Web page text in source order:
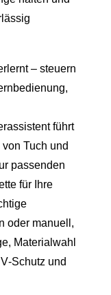
– steuern
führt
Tuch und
passenden
für Ihre
oder manuell,
Materialwahl
und